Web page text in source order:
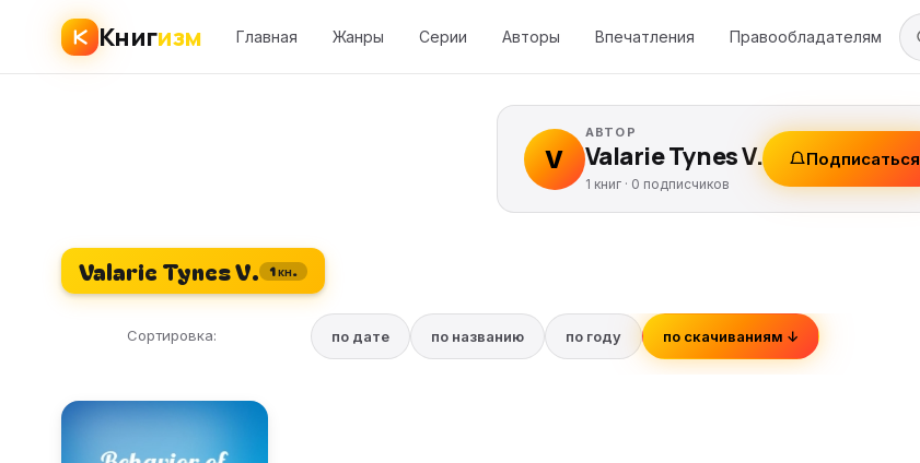
Книгизм Главная Жанры Серии Авторы Впечатления Правообладателям
V
АВТОР
Valarie Tynes V.
1 книг · 0 подписчиков
Подписаться
Valarie Tynes V. 1 кн.
Сортировка: по дате по названию по году по скачиваниям ↓